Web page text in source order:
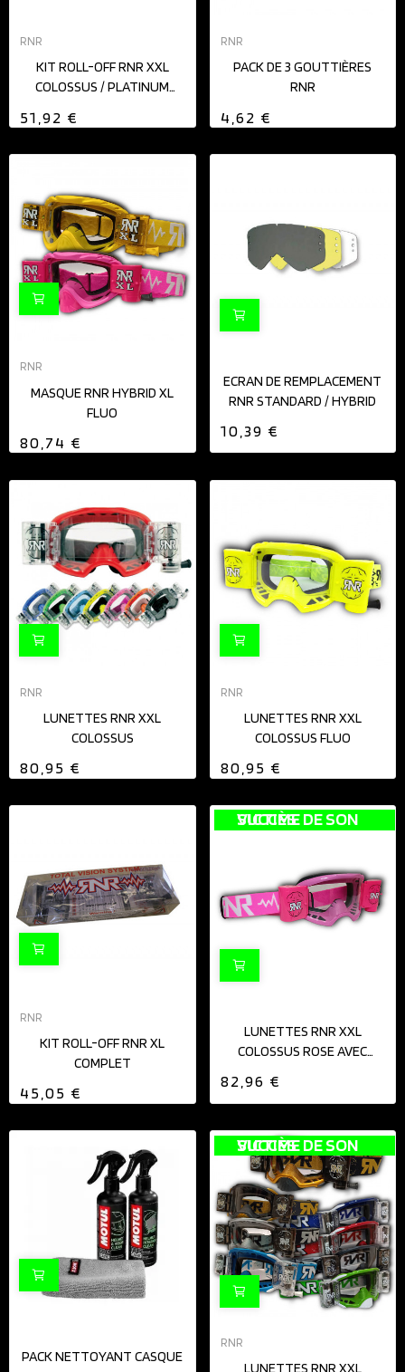
RNR
KIT ROLL-OFF RNR XXL
COLOSSUS / PLATINUM
51,92 €
RNR
PACK DE 3 GOUTTIÈRES
RNR
4,62 €
RNR
MASQUE RNR HYBRID XL
FLUO
80,74 €
ECRAN DE REMPLACEMENT
RNR STANDARD / HYBRID
10,39 €
RNR
LUNETTES RNR XXL
COLOSSUS
80,95 €
RNR
LUNETTES RNR XXL
COLOSSUS FLUO
80,95 €
RNR
KIT ROLL-OFF RNR XL
COMPLET
45,05 €
VICTIME DE SON SUCCÈS
LUNETTES RNR XXL
COLOSSUS ROSE AVEC
82,96 €
PACK NETTOYANT CASQUE
VICTIME DE SON SUCCÈS
RNR
LUNETTES RNR XXL